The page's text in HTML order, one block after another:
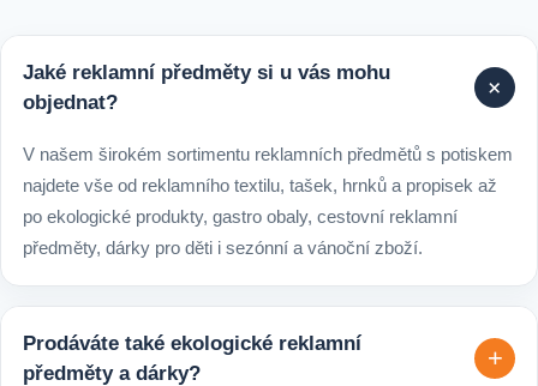
Jaké reklamní předměty si u vás mohu
objednat?
+
V našem širokém sortimentu reklamních předmětů s potiskem
najdete vše od reklamního textilu, tašek, hrnků a propisek až
po ekologické produkty, gastro obaly, cestovní reklamní
předměty, dárky pro děti i sezónní a vánoční zboží.
Prodáváte také ekologické reklamní
předměty a dárky?
+